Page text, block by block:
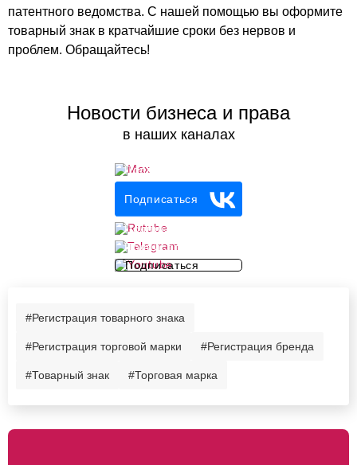
патентного ведомства. С нашей помощью вы оформите
товарный знак в кратчайшие сроки без нервов и
проблем. Обращайтесь!
Новости бизнеса и права
в наших каналах
Подписаться
Подписаться
Подписаться
Подписаться
Подписаться
#Регистрация товарного знака
#Регистрация торговой марки #Регистрация бренда
#Товарный знак #Торговая марка